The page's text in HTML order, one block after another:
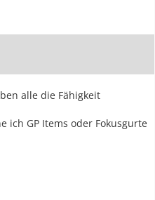
alle die Fähigkeit
ich GP Items oder Fokusgurte